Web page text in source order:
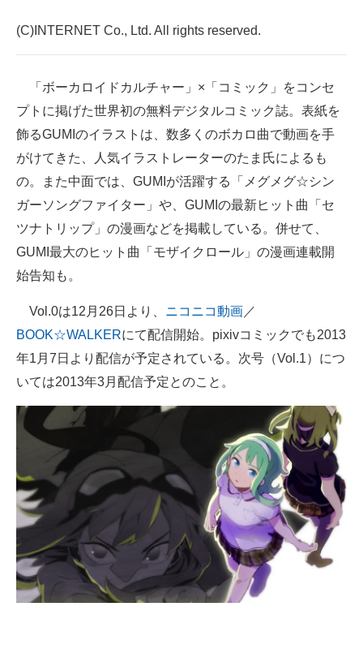
エネルギーの専門メディア
ちょっと気になるネットの話題
(C)INTERNET Co., Ltd. All rights reserved.
「ボーカロイドカルチャー」×「コミック」をコンセ
プトに掲げた世界初の無料デジタルコミック誌。表紙を
飾るGUMIのイラストは、数多くのボカロ曲で動画を手
がけてきた、人気イラストレーターのたま氏によるも
の。また中面では、GUMIが活躍する「メグメグ☆シン
ガーソングファイター」や、GUMIの最新ヒット曲「セ
ツナトリップ」の漫画などを掲載している。併せて、
GUMI最大のヒット曲「モザイクロール」の漫画連載開
始告知も。
Vol.0は12月26日より、 ニコニコ動画 ／
BOOK☆WALKERにて配信開始。pixivコミックでも2013
年1月7日より配信が予定されている。次号（Vol.1）につ
いては2013年3月配信予定とのこと。